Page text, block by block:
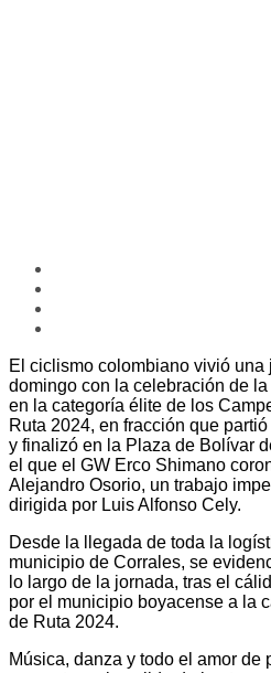
El ciclismo colombiano vivió
domingo con la celebración de
en la categoría élite de los
Ruta 2024, en fracción que
y finalizó en la Plaza de Bolívar
el que el GW Erco Shimano
Alejandro Osorio, un trabajo
dirigida por Luis Alfonso Cely.
Desde la llegada de toda la
municipio de Corrales, se
lo largo de la jornada, tras el
por el municipio boyacense a la
de Ruta 2024.
Música, danza y todo el amor